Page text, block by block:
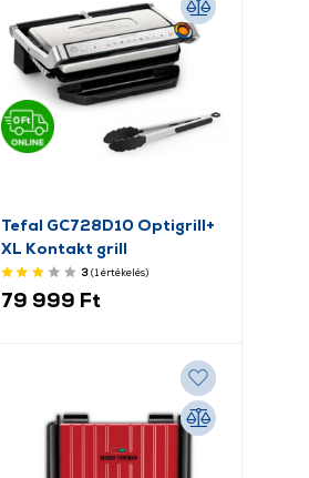
Tefal GC728D10 Optigrill+
XL Kontakt grill
3(1 értékelés)
79 999 Ft